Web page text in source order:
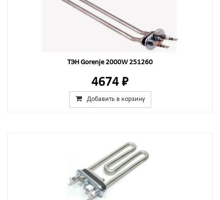
ТЭН Gorenje 2000W 251260
4674 ₽
Добавить в корзину